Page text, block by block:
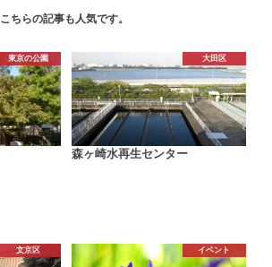
こちらの記事も人気です。
東京の公園 大田区
森ヶ崎水再生センター
文京区 イベント